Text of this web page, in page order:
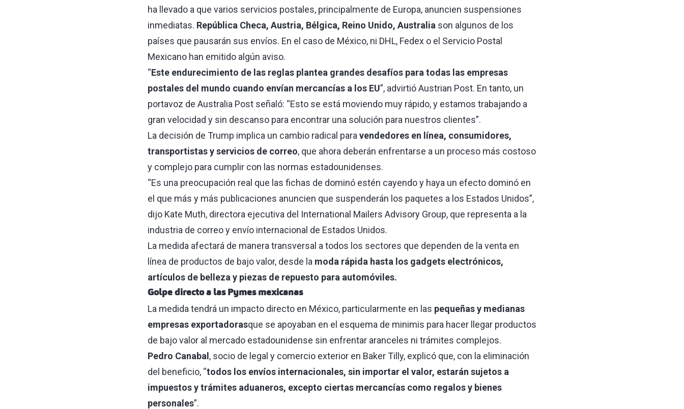
ha llevado a que varios servicios postales, principalmente de Europa, anuncien suspensiones
inmediatas. República Checa, Austria, Bélgica, Reino Unido, Australia son algunos de los
países que pausarán sus envíos. En el caso de México, ni DHL, Fedex o el Servicio Postal
Mexicano han emitido algún aviso.
“Este endurecimiento de las reglas plantea grandes desafíos para todas las empresas
postales del mundo cuando envían mercancías a los EU”, advirtió Austrian Post. En tanto, un
portavoz de Australia Post señaló: “Esto se está moviendo muy rápido, y estamos trabajando a
gran velocidad y sin descanso para encontrar una solución para nuestros clientes”.
La decisión de Trump implica un cambio radical para vendedores en línea, consumidores,
transportistas y servicios de correo, que ahora deberán enfrentarse a un proceso más costoso
y complejo para cumplir con las normas estadounidenses.
“Es una preocupación real que las fichas de dominó estén cayendo y haya un efecto dominó en
el que más y más publicaciones anuncien que suspenderán los paquetes a los Estados Unidos”,
dijo Kate Muth, directora ejecutiva del International Mailers Advisory Group, que representa a la
industria de correo y envío internacional de Estados Unidos.
La medida afectará de manera transversal a todos los sectores que dependen de la venta en
línea de productos de bajo valor, desde la moda rápida hasta los gadgets electrónicos,
artículos de belleza y piezas de repuesto para automóviles.
Golpe directo a las Pymes mexicanas
La medida tendrá un impacto directo en México, particularmente en las pequeñas y medianas
empresas exportadorasque se apoyaban en el esquema de minimis para hacer llegar productos
de bajo valor al mercado estadounidense sin enfrentar aranceles ni trámites complejos.
Pedro Canabal , socio de legal y comercio exterior en Baker Tilly, explicó que, con la eliminación
del beneficio, “todos los envíos internacionales, sin importar el valor, estarán sujetos a
impuestos y trámites aduaneros, excepto ciertas mercancías como regalos y bienes
personales”.